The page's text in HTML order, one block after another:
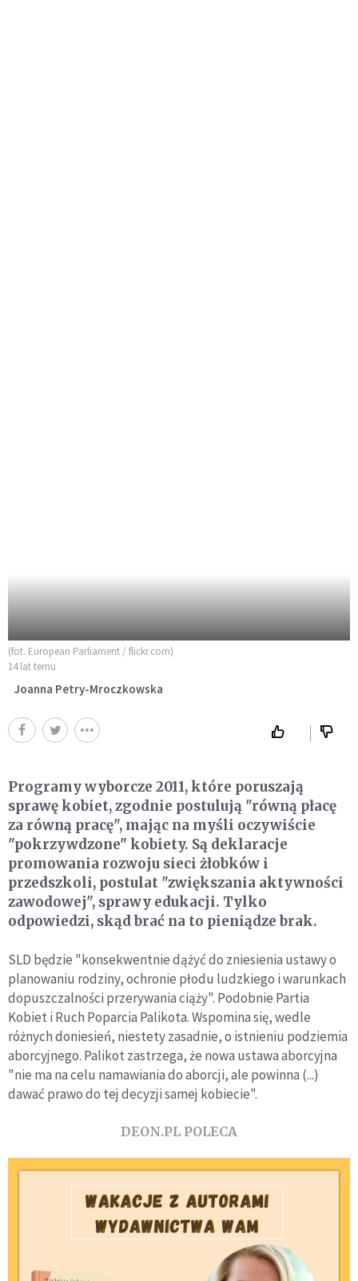
(fot. European Parliament / flickr.com)
14 lat temu
Joanna Petry-Mroczkowska
Programy wyborcze 2011, które poruszają
sprawę kobiet, zgodnie postulują "równą płacę
za równą pracę", mając na myśli oczywiście
"pokrzywdzone" kobiety. Są deklaracje
promowania rozwoju sieci żłobków i
przedszkoli, postulat "zwiększania aktywności
zawodowej", sprawy edukacji. Tylko
odpowiedzi, skąd brać na to pieniądze brak.
SLD będzie "konsekwentnie dążyć do zniesienia ustawy o
planowaniu rodziny, ochronie płodu ludzkiego i warunkach
dopuszczalności przerywania ciąży". Podobnie Partia
Kobiet i Ruch Poparcia Palikota. Wspomina się, wedle
różnych doniesień, niestety zasadnie, o istnieniu podziemia
aborcyjnego. Palikot zastrzega, że nowa ustawa aborcyjna
"nie ma na celu namawiania do aborcji, ale powinna (...)
dawać prawo do tej decyzji samej kobiecie".
DEON.PL POLECA